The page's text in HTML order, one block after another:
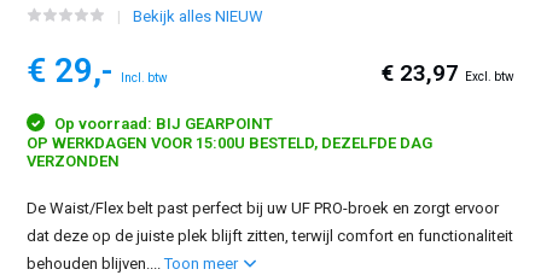
Bekijk alles NIEUW
€ 29,- Incl. btw € 23,97 Excl. btw
Op voorraad: BIJ GEARPOINT
OP WERKDAGEN VOOR 15:00U BESTELD, DEZELFDE DAG
VERZONDEN
De Waist/Flex belt past perfect bij uw UF PRO-broek en zorgt ervoor
dat deze op de juiste plek blijft zitten, terwijl comfort en functionaliteit
behouden blijven....Toon meer